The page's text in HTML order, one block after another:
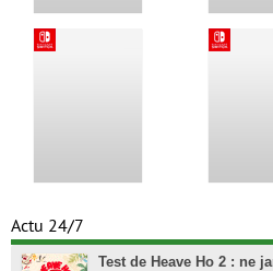
Actu 24/7
Test de Heave Ho 2 : ne